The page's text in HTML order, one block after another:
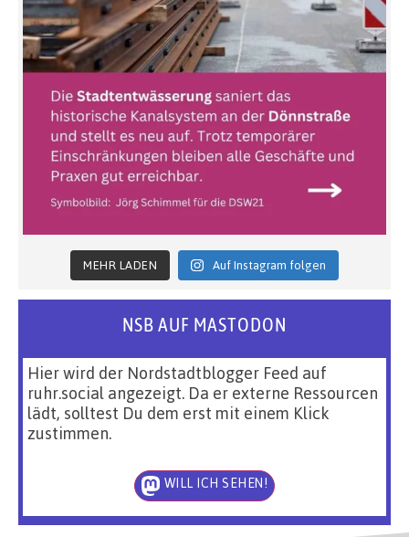
MEHR LADEN Auf Instagram folgen
NSB AUF MASTODON
Hier wird der Nordstadtblogger Feed auf
ruhr.social angezeigt. Da er externe Ressourcen
lädt, solltest Du dem erst mit einem Klick
zustimmen.
WILL ICH SEHEN!